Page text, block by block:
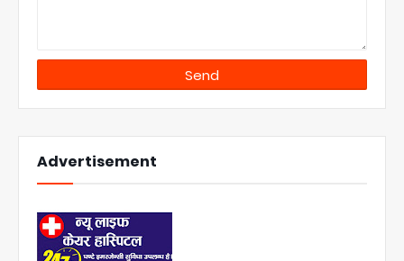
Advertisement